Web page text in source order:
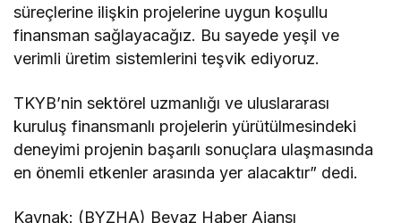
süreçlerine ilişkin projelerine uygun koşullu
finansman sağlayacağız. Bu sayede yeşil ve
verimli üretim sistemlerini teşvik ediyoruz.
TKYB’nin sektörel uzmanlığı ve uluslararası
kuruluş finansmanlı projelerin yürütülmesindeki
deneyimi projenin başarılı sonuçlara ulaşmasında
en önemli etkenler arasında yer alacaktır” dedi.
Kaynak: (BYZHA) Beyaz Haber Ajansı